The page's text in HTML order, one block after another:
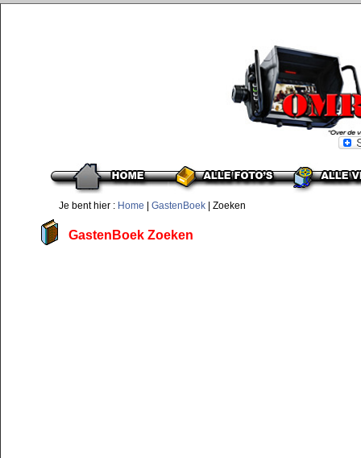
Je bent hier : Home GastenBoek | Zoeken
GastenBoek Zoeken